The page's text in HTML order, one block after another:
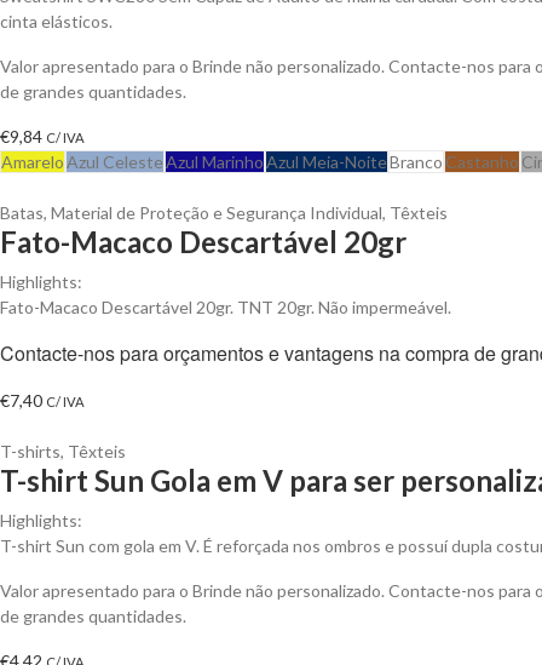
cinta elásticos.
Valor apresentado para o Brinde não personalizado. Contacte-nos
de grandes quantidades.
€9,84 C/ IVA
AmareloAzul CelesteAzul MarinhoAzul Meia-NoiteBranco Castanho
Batas, Material de Proteção e Segurança Individual, Têxteis
Fato-Macaco Descartável 20gr
Highlights:
Fato-Macaco Descartável 20gr. TNT 20gr. Não impermeável.
Contacte-nos para orçamentos e vantagens na compra de
€7,40 C/ IVA
T-shirts, Têxteis
T-shirt Sun Gola em V para ser
Highlights:
T-shirt Sun com gola em V. É reforçada nos ombros e possuí dupla
Valor apresentado para o Brinde não personalizado. Contacte-nos
de grandes quantidades.
€4,42 C/ IVA